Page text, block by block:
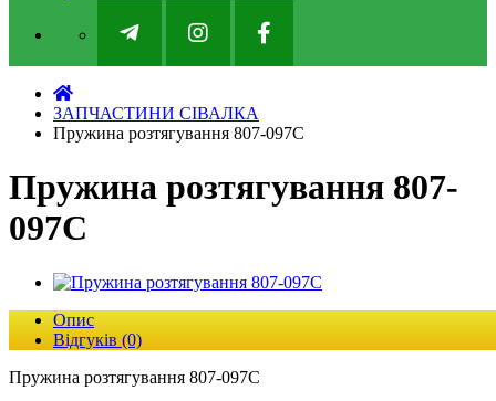
ЗАПЧАСТИНИ СІВАЛКА
Пружина розтягування 807-097С
Пружина розтягування 807-
097С
Опис
Відгуків (0)
Пружина розтягування 807-097С